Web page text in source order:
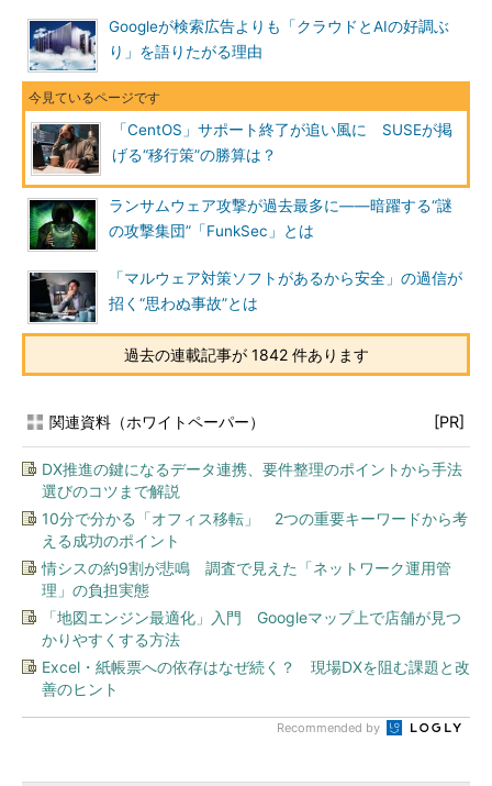
Googleが検索広告よりも「クラウドとAIの好調ぶ
り」を語りたがる理由
「CentOS」サポート終了が追い風に SUSEが掲
げる“移行策”の勝算は？
ランサムウェア攻撃が過去最多に――暗躍する“謎
の攻撃集団”「FunkSec」とは
「マルウェア対策ソフトがあるから安全」の過信が
招く“思わぬ事故”とは
過去の連載記事が 1842 件あります
関連資料（ホワイトペーパー） [PR]
DX推進の鍵になるデータ連携、要件整理のポイントから手法
選びのコツまで解説
10分で分かる「オフィス移転」 2つの重要キーワードから考
える成功のポイント
情シスの約9割が悲鳴 調査で見えた「ネットワーク運用管
理」の負担実態
「地図エンジン最適化」入門 Googleマップ上で店舗が見つ
かりやすくする方法
Excel・紙帳票への依存はなぜ続く？ 現場DXを阻む課題と改
善のヒント
Recommended by